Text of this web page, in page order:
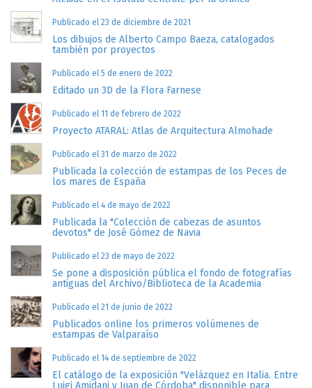
Publicado el 23 de diciembre de 2021
Los dibujos de Alberto Campo Baeza, catalogados
también por proyectos
Publicado el 5 de enero de 2022
Editado un 3D de la Flora Farnese
Publicado el 11 de febrero de 2022
Proyecto ATARAL: Atlas de Arquitectura Almohade
Publicado el 31 de marzo de 2022
Publicada la colección de estampas de los Peces de
los mares de España
Publicado el 4 de mayo de 2022
Publicada la "Colección de cabezas de asuntos
devotos" de José Gómez de Navia
Publicado el 23 de mayo de 2022
Se pone a disposición pública el fondo de fotografías
antiguas del Archivo/Biblioteca de la Academia
Publicado el 21 de junio de 2022
Publicados online los primeros volúmenes de
estampas de Valparaíso
Publicado el 14 de septiembre de 2022
El catálogo de la exposición "Velázquez en Italia. Entre
Luigi Amidani y Juan de Córdoba" disponible para